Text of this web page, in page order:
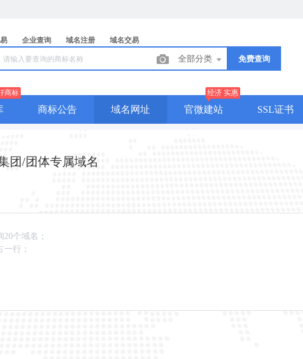
企业查询 域名注册 域名交易
全部分类 免费查询
商标
商标公告 域名网址 官微建站
经济 实惠
SSL证书
团/团体专属域名